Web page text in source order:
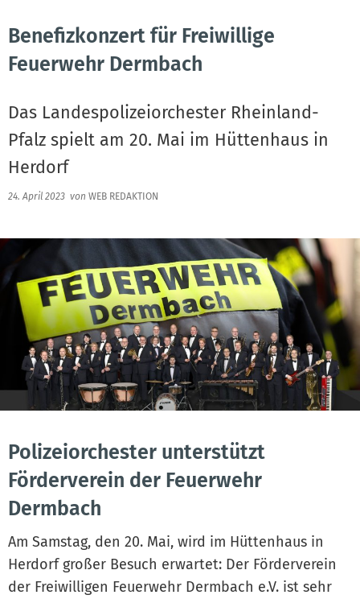
Benefizkonzert für Freiwillige
Feuerwehr Dermbach
Das Landespolizeiorchester Rheinland-
Pfalz spielt am 20. Mai im Hüttenhaus in
Herdorf
24. April 2023 von WEB REDAKTION
Polizeiorchester unterstützt
Förderverein der Feuerwehr
Dermbach
Am Samstag, den 20. Mai, wird im Hüttenhaus in
Herdorf großer Besuch erwartet: Der Förderverein
der Freiwilligen Feuerwehr Dermbach e.V. ist sehr